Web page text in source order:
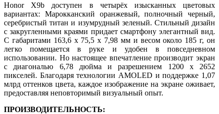
Honor X9b доступен в четырёх изысканных цветовых
вариантах: Марокканский оранжевый, полночный черный,
серебристый титан и изумрудный зеленый. Стильный дизайн
с закругленными краями придает смартфону элегантный вид.
С габаритами 163,6 x 75,5 x 7,98 мм и весом около 185 г, он
легко помещается в руке и удобен в повседневном
использовании. Но настоящее впечатление производит экран
с диагональю 6,78 дюйма и разрешением 1200 x 2652
пикселей. Благодаря технологии AMOLED и поддержке 1,07
млрд оттенков цвета, каждое изображение на экране оживает,
предоставляя неповторимый визуальный опыт.
ПРОИЗВОДИТЕЛЬНОСТЬ: